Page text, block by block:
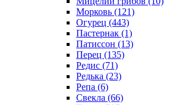
Морковь (121)
Огурец (443)
Пастернак (1)
Патиссон (13)
Перец (135)
Редис (71)
Редька (23)
Репа (6)
Свекла (66)